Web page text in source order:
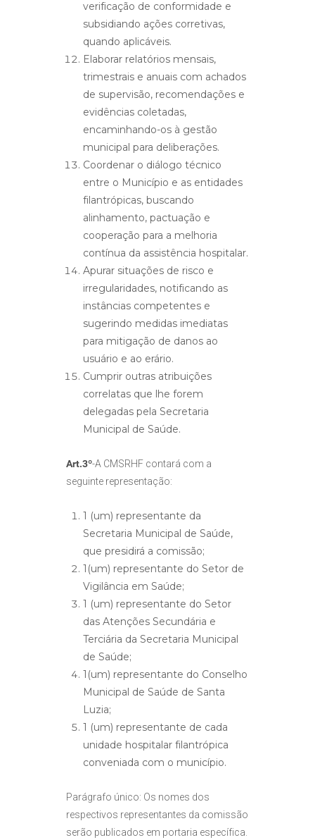
verificação de conformidade e
subsidiando ações corretivas,
quando aplicáveis.
Elaborar relatórios mensais,
trimestrais e anuais com achados
de supervisão, recomendações e
evidências coletadas,
encaminhando-os à gestão
municipal para deliberações.
Coordenar o diálogo técnico
entre o Município e as entidades
filantrópicas, buscando
alinhamento, pactuação e
cooperação para a melhoria
contínua da assistência hospitalar.
Apurar situações de risco e
irregularidades, notificando as
instâncias competentes e
sugerindo medidas imediatas
para mitigação de danos ao
usuário e ao erário.
Cumprir outras atribuições
correlatas que lhe forem
delegadas pela Secretaria
Municipal de Saúde.
Art.3º-A CMSRHF contará com a
seguinte representação:
1 (um) representante da
Secretaria Municipal de Saúde,
que presidirá a comissão;
1(um) representante do Setor de
Vigilância em Saúde;
1 (um) representante do Setor
das Atenções Secundária e
Terciária da Secretaria Municipal
de Saúde;
1(um) representante do Conselho
Municipal de Saúde de Santa
Luzia;
1 (um) representante de cada
unidade hospitalar filantrópica
conveniada com o município.
Parágrafo único: Os nomes dos
respectivos representantes da comissão
serão publicados em portaria específica.